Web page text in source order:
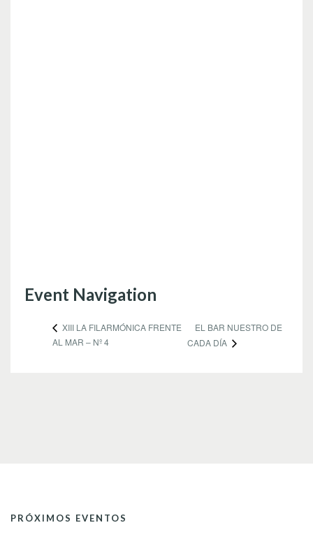
Event Navigation
XIII LA FILARMÓNICA FRENTE
AL MAR – Nº 4
EL BAR NUESTRO DE
CADA DÍA
PRÓXIMOS EVENTOS